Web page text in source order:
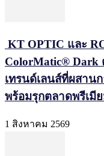
KT OPTIC และ
ColorMatic® Dark
เทรนด์เลนส์ที่ผสาน
พร้อมรุกตลาดพรีเมี
1 สิงหาคม 2569